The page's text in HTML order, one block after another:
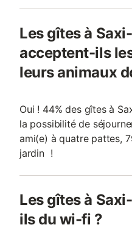
Les gîtes à
acceptent-ils
leurs animaux
Oui ! 44% des gîtes à
la possibilité de
ami(e) à quatre pattes,
jardin !
Les gîtes à
ils du wi-fi ?